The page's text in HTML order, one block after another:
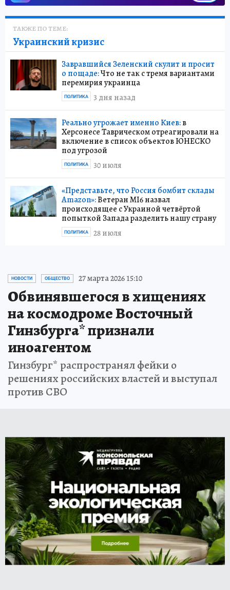
ТАКЖЕ ПО ТЕМЕ:
Украинский кризис
Завравшийся Зеленский скулит и просит
о пощаде:Что не так с тремя вариантами
перемирия украинца
3 дня назад
ПОЛИТИКА
Реально угрожает именно Киев:в
Херсонесе Таврическом отреагировали на
включение в список объектов ЮНЕСКО
под угрозой
30 июля
ПОЛИТИКА
«Представьте, что Россия бомбит склады
Amazon»:Ветеран MI6 назвал
происходящее с Украиной четвёртой
попыткой Запада разделить нашу страну
28 июля
ПОЛИТИКА
НОВОСТИ ОБЩЕСТВО 27 марта 2026 15:10
Обвинявшегося в хищениях
на космодроме Восточный
Гинзбурга* признали
иноагентом
Гинзбург* распространял фейки о
решениях российских властей и выступал
против СВО